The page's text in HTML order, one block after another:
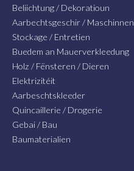
Beliichtung / Dekoratioun
Aarbechtsgeschir / Maschinnen
Stockage / Entretien
Buedem an Mauerverkleedung
Holz / Fënsteren / Dieren
Elektrizitéit
Aarbeschtskleeder
Quincaillerie / Drogerie
Gebai / Bau
Baumaterialien